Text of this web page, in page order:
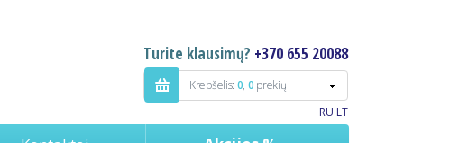
Turite klausimų? +370 655 20088
Krepšelis: 0, 0 prekių
RU LT